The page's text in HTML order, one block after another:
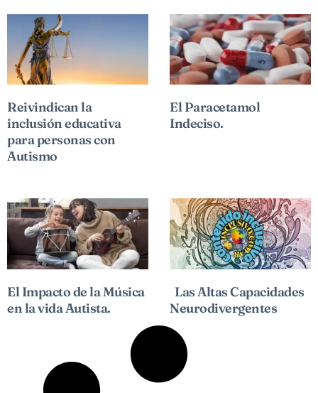
Reivindican la
inclusión educativa
para personas con
Autismo
El Paracetamol
Indeciso.
El Impacto de la Música
en la vida Autista.
Las Altas Capacidades
Neurodivergentes